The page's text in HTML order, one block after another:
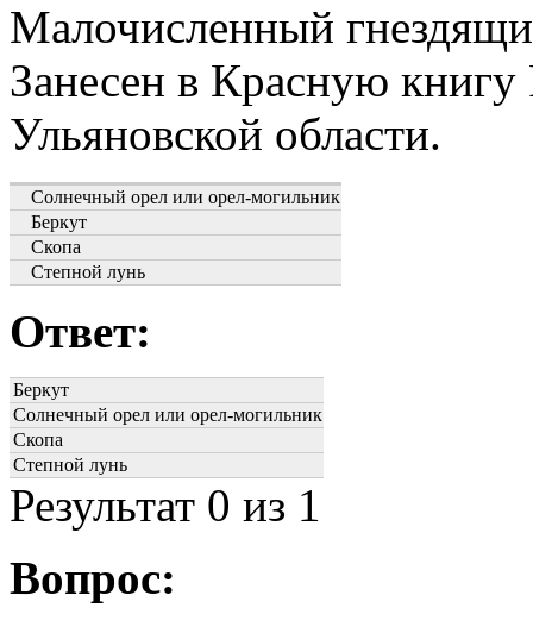
Малочисленный
Занесен в Красную
Ульяновской области.
Солнечный орел или орел-могильник
Беркут
Скопа
Степной лунь
Ответ:
Беркут
Солнечный орел или орел-могильник
Скопа
Степной лунь
Результат 0 из 1
Вопрос: